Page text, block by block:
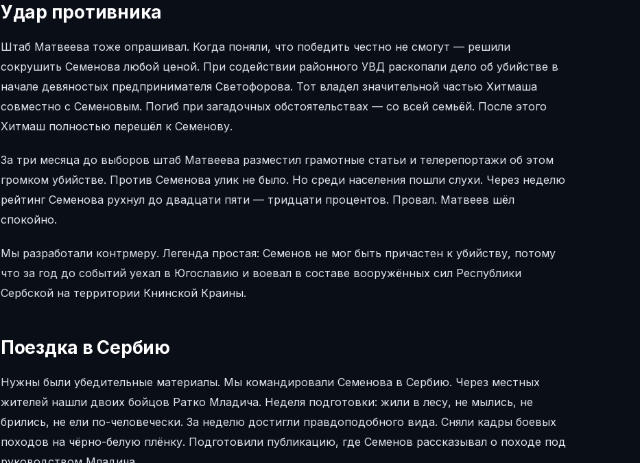
Удар противника
Штаб Матвеева тоже опрашивал. Когда поняли, что победить честно не смогут — решили
сокрушить Семенова любой ценой. При содействии районного УВД раскопали дело об убийстве в
начале девяностых предпринимателя Светофорова. Тот владел значительной частью Хитмаша
совместно с Семеновым. Погиб при загадочных обстоятельствах — со всей семьёй. После этого
Хитмаш полностью перешёл к Семенову.
За три месяца до выборов штаб Матвеева разместил грамотные статьи и телерепортажи об этом
громком убийстве. Против Семенова улик не было. Но среди населения пошли слухи. Через неделю
рейтинг Семенова рухнул до двадцати пяти — тридцати процентов. Провал. Матвеев шёл
спокойно.
Мы разработали контрмеру. Легенда простая: Семенов не мог быть причастен к убийству, потому
что за год до событий уехал в Югославию и воевал в составе вооружённых сил Республики
Сербской на территории Книнской Краины.
Поездка в Сербию
Нужны были убедительные материалы. Мы командировали Семенова в Сербию. Через местных
жителей нашли двоих бойцов Ратко Младича. Неделя подготовки: жили в лесу, не мылись, не
брились, не ели по-человечески. За неделю достигли правдоподобного вида. Сняли кадры боевых
походов на чёрно-белую плёнку. Подготовили публикацию, где Семенов рассказывал о походе под